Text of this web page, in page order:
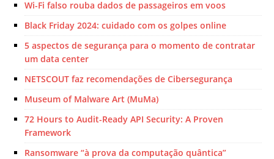
Wi-Fi falso rouba dados de passageiros em voos
Black Friday 2024: cuidado com os golpes online
5 aspectos de segurança para o momento de contratar
um data center
NETSCOUT faz recomendações de Cibersegurança
Museum of Malware Art (MuMa)
72 Hours to Audit-Ready API Security: A Proven
Framework
Ransomware “à prova da computação quântica”